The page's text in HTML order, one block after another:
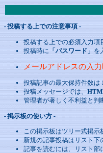
- 投稿する上での注意事項 -
投稿する上での必須入力項
投稿時に 「パスワード」 を
メールアドレスの入力
投稿記事の最大保持件数は
投稿メッセージでは、
管理者が著しく不利益と判
- 掲示板の使い方 -
この掲示板はツリー式掲
新規の記事投稿はリスト下
記事を読むには、リスト部